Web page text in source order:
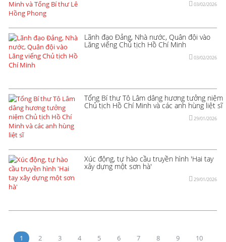
03/02/2026
Lãnh đạo Đảng, Nhà nước, Quân đội vào
Lăng viếng Chủ tịch Hồ Chí Minh
03/02/2026
Tổng Bí thư Tô Lâm dâng hương tưởng niệm
Chủ tịch Hồ Chí Minh và các anh hùng liệt sĩ
29/01/2026
Xúc động, tự hào cầu truyền hình 'Hai tay
xây dựng một sơn hà'
29/01/2026
1 2 3 4 5 6 7 8 9
10